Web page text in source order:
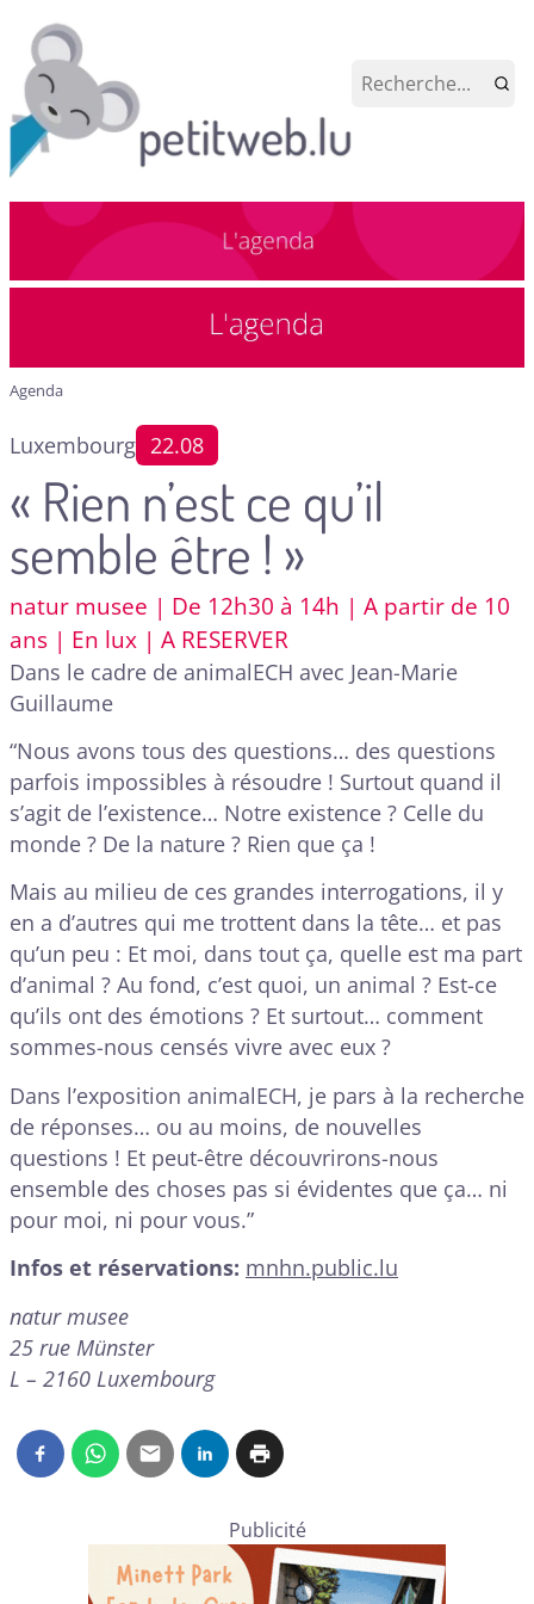
Agenda
Luxembourg 22.08
« Rien n’est ce qu’il
semble être ! »
natur musee | De 12h30 à 14h | A partir de 10
ans | En lux | A RESERVER
Dans le cadre de animalECH avec Jean-Marie
Guillaume
“Nous avons tous des questions… des questions
parfois impossibles à résoudre ! Surtout quand il
s’agit de l’existence… Notre existence ? Celle du
monde ? De la nature ? Rien que ça !
Mais au milieu de ces grandes interrogations, il y
en a d’autres qui me trottent dans la tête… et pas
qu’un peu : Et moi, dans tout ça, quelle est ma part
d’animal ? Au fond, c’est quoi, un animal ? Est-ce
qu’ils ont des émotions ? Et surtout… comment
sommes-nous censés vivre avec eux ?
Dans l’exposition animalECH, je pars à la recherche
de réponses… ou au moins, de nouvelles
questions ! Et peut-être découvrirons-nous
ensemble des choses pas si évidentes que ça… ni
pour moi, ni pour vous.”
Infos et réservations: mnhn.public.lu
natur musee
25 rue Münster
L – 2160 Luxembourg
Publicité